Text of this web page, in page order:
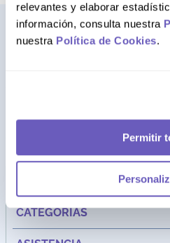
relevantes y elaborar
información, consulta nuestra
nuestra Política de Cookies.
Permitir
Dirección:Av. Santa Cecilia
CATEGORÍAS